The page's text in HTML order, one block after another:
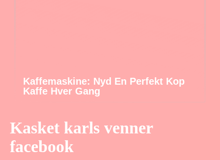
Kaffemaskine: Nyd En Perfekt Kop
Kaffe Hver Gang
Kasket karls venner
facebook